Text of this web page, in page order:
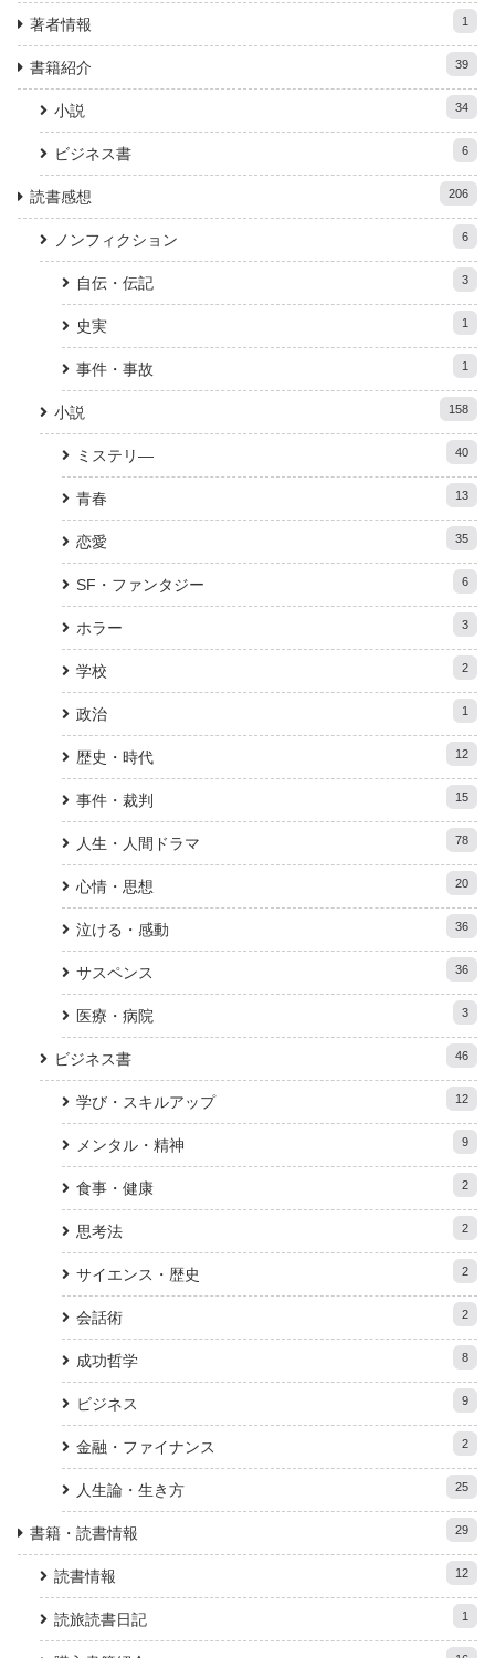
著者情報 1
書籍紹介 39
小説 34
ビジネス書 6
読書感想 206
ノンフィクション 6
自伝・伝記 3
史実 1
事件・事故 1
小説 158
ミステリ― 40
青春 13
恋愛 35
SF・ファンタジー 6
ホラー 3
学校 2
政治 1
歴史・時代 12
事件・裁判 15
人生・人間ドラマ 78
心情・思想 20
泣ける・感動 36
サスペンス 36
医療・病院 3
ビジネス書 46
学び・スキルアップ 12
メンタル・精神 9
食事・健康 2
思考法 2
サイエンス・歴史 2
会話術 2
成功哲学 8
ビジネス 9
金融・ファイナンス 2
人生論・生き方 25
書籍・読書情報 29
読書情報 12
読旅読書日記 1